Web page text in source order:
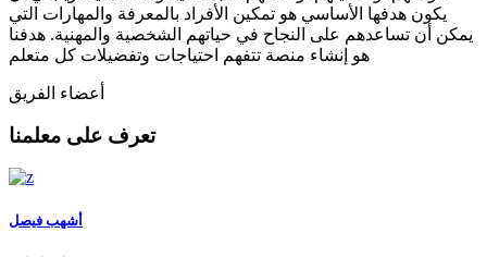
يكون هدفها الأساسي هو تمكين الأفراد بالمعرفة والمهارات التي
يمكن أن تساعدهم على النجاح في حياتهم الشخصية والمهنية. هدفنا
هو إنشاء منصة تتفهم احتياجات وتفضيلات كل متعلم
أعضاء الفريق
تعرف على معلمنا
أشهب فيصل